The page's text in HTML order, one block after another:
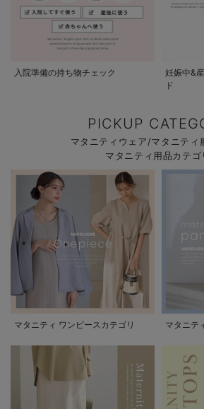
入院準備の持ち物チェック
妊娠中&
ド
PICKUP
マタニティウェア/マタニティ
マタニティ用品カテゴ
マタニティ ワンピースカテゴリ マタニテ